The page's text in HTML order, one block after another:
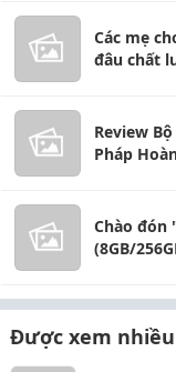
Các mẹ
đâu chất
Review
Pháp
Chào đón
(8GB/
Được xem nhiều